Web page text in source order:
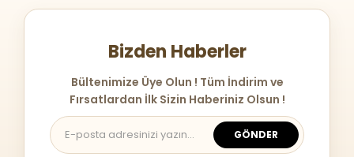
Bizden Haberler
Bültenimize Üye Olun ! Tüm İndirim ve
Fırsatlardan İlk Sizin Haberiniz Olsun !
GÖNDER